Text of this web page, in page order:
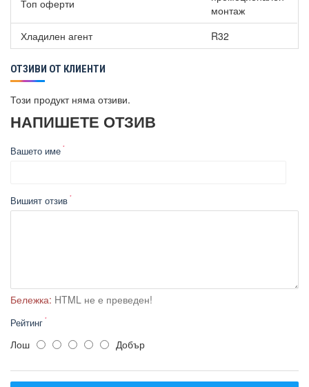
Топ оферти
монтаж
Хладилен агент
R32
ОТЗИВИ ОТ КЛИЕНТИ
Този продукт няма отзиви.
НАПИШЕТЕ ОТЗИВ
Вашето име
Вишият отзив
Бележка: HTML не е преведен!
Рейтинг
Лош Добър